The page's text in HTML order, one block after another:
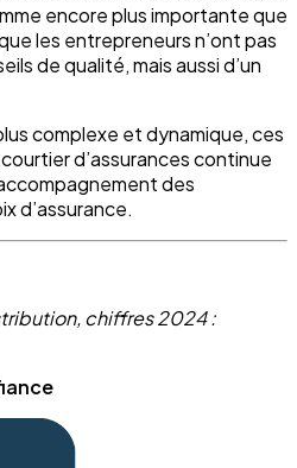
encore plus importante que
les entrepreneurs n’ont pas
de qualité, mais aussi d’un
complexe et dynamique, ces
d’assurances continue
des
d’assurance.
chiffres 2024 :